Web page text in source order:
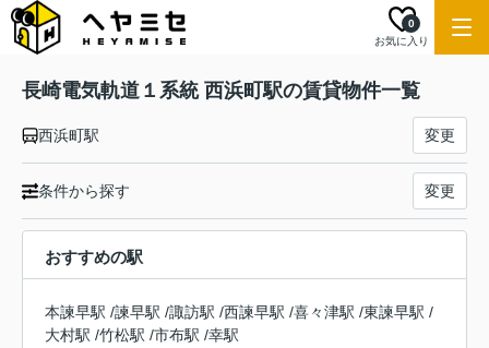
お気に入り
0
長崎電気軌道１系統 西浜町駅の賃貸物件一覧
西浜町駅 変更
条件から探す 変更
おすすめの駅
本諫早駅 /諫早駅 /諏訪駅 /西諫早駅 /喜々津駅 /東諫早駅 /
大村駅 /竹松駅 /市布駅 /幸駅